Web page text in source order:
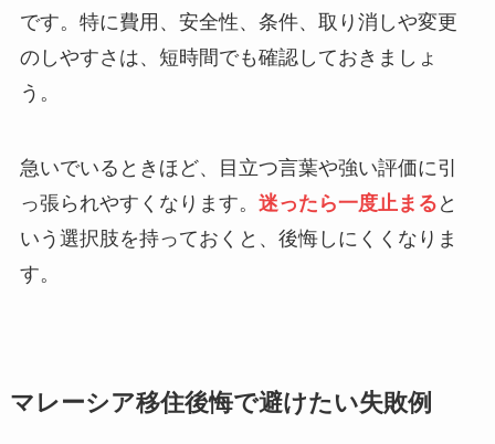
です。特に費用、安全性、条件、取り消しや変更
のしやすさは、短時間でも確認しておきましょ
う。
急いでいるときほど、目立つ言葉や強い評価に引
っ張られやすくなります。 迷ったら一度止まる と
いう選択肢を持っておくと、後悔しにくくなりま
す。
マレーシア移住後悔で避けたい失敗例